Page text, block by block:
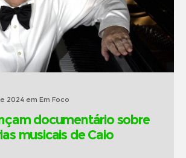
2024 em Em Foco
documentário sobre
musicais de Caio